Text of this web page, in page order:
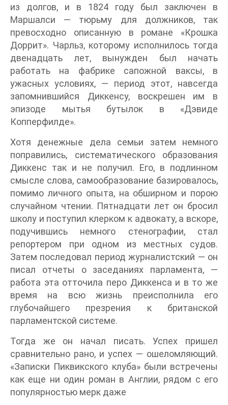
из долгов, и в 1824 году был заключен в
Маршалси — тюрьму для должников, так
превосходно описанную в романе «Крошка
Доррит». Чарльз, которому исполнилось тогда
двенадцать лет, вынужден был начать
работать на фабрике сапожной ваксы, в
ужасных условиях, — период этот, навсегда
запомнившийся Диккенсу, воскрешен им в
эпизоде мытья бутылок в «Дэвиде
Копперфилде».
Хотя денежные дела семьи затем немного
поправились, систематического образования
Диккенс так и не получил. Его, в подлинном
смысле слова, самообразование базировалось,
помимо личного опыта, на обширном и порою
случайном чтении. Пятнадцати лет он бросил
школу и поступил клерком к адвокату, а вскоре,
подучившись немного стенографии, стал
репортером при одном из местных судов.
Затем последовал период журналистский — он
писал отчеты о заседаниях парламента, —
работа эта отточила перо Диккенса и в то же
время на всю жизнь преисполнила его
глубочайшего презрения к британской
парламентской системе.
Тогда же он начал писать. Успех пришел
сравнительно рано, и успех — ошеломляющий.
«Записки Пиквикского клуба» были встречены
как еще ни один роман в Англии, рядом с его
популярностью мерк даже